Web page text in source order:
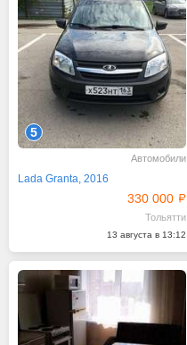
5
Автомобили
Lada Granta, 2016
330 000
Тольятти
13 августа в 13:12